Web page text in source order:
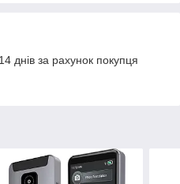
днів за рахунок покупця